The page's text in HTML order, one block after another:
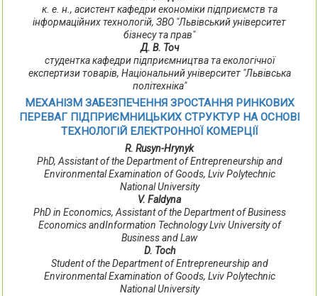
к. е. н., асистент кафедри економіки підприємств та
інформаційних технологій, ЗВО "Львівський університет
бізнесу та прав"
Д. В. Точ
студентка кафедри підприємництва та екологічної
експертизи товарів, Національний університет "Львівська
політехніка"
МЕХАНІЗМ ЗАБЕЗПЕЧЕННЯ ЗРОСТАННЯ РИНКОВИХ
ПЕРЕВАГ ПІДПРИЄМНИЦЬКИХ СТРУКТУР НА ОСНОВІ
ТЕХНОЛОГІЙ ЕЛЕКТРОННОЇ КОМЕРЦІЇ
R. Rusyn-Hrynyk
PhD, Assistant of the Department of Entrepreneurship and
Environmental Examination of Goods, Lviv Polytechnic
National University
V. Faldyna
PhD in Economics, Assistant of the Department of Business
Economics andInformation Technology Lviv University of
Business and Law
D. Toch
Student of the Department of Entrepreneurship and
Environmental Examination of Goods, Lviv Polytechnic
National University